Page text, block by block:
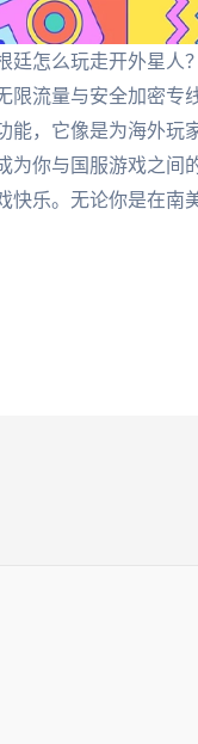
廷怎么玩走开外星
限流量与安全加密专
能，它像是为海外玩
为你与国服游戏之间
快乐。无论你是在南